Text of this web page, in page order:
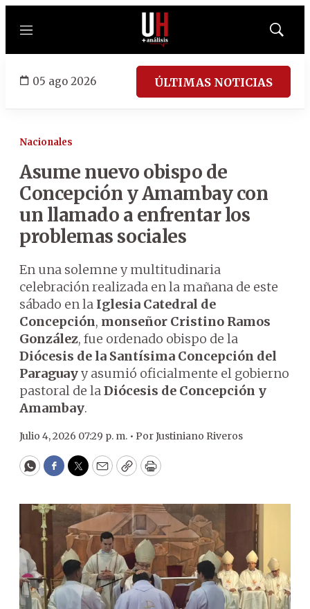
Menú
Mostrar
05 ago 2026 ÚLTIMAS NOTICIAS
Nacionales
Asume nuevo obispo de
Concepción y Amambay con
un llamado a enfrentar los
problemas sociales
En una solemne y multitudinaria
celebración realizada en la mañana de este
sábado en la Iglesia Catedral de
Concepción, monseñor Cristino Ramos
González, fue ordenado obispo de la
Diócesis de la Santísima Concepción del
Paraguayy asumió oficialmente el gobierno
pastoral de laDiócesis de Concepción y
Amambay.
Julio 4, 2026 07:29 p. m. • PorJustiniano Riveros
WhatsApp
Facebook
Twitter
EmailCopyPrint